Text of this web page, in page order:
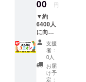
で、あ
なたの
お名前
（通称
OK）を
他にご
協力い
ただい
た方々
のお名
00 円
▼約
6400人
に向け
て、
【あな
たの名
前】と
【宣伝
したい
支援
者：
0人
お届
け予
定：